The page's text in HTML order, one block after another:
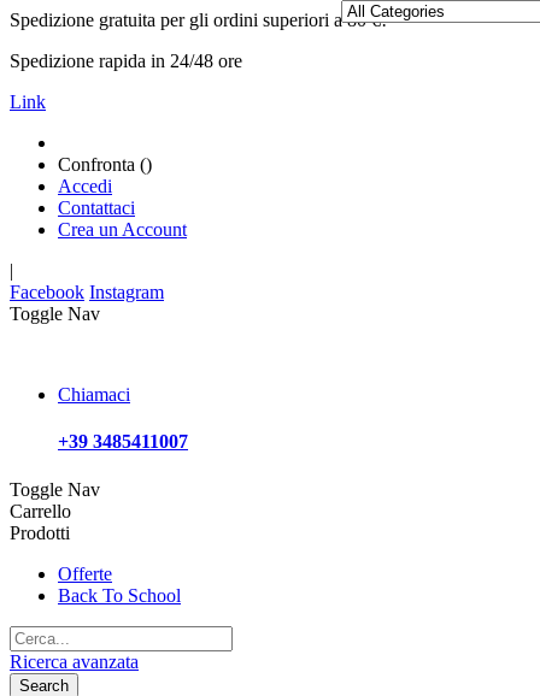
Spedizione gratuita per gli ordini superiori a 80 €!
Spedizione rapida in 24/48 ore
Link
Confronta ()
Accedi
Contattaci
Crea un Account
|
Facebook Instagram
Toggle Nav
Chiamaci
+39 3485411007
Toggle Nav
Carrello
Prodotti
Offerte
Back To School
Ricerca avanzata
Search